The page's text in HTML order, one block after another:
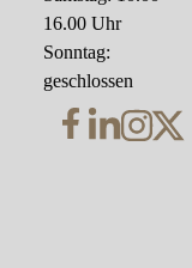
16.00 Uhr
Sonntag:
geschlossen